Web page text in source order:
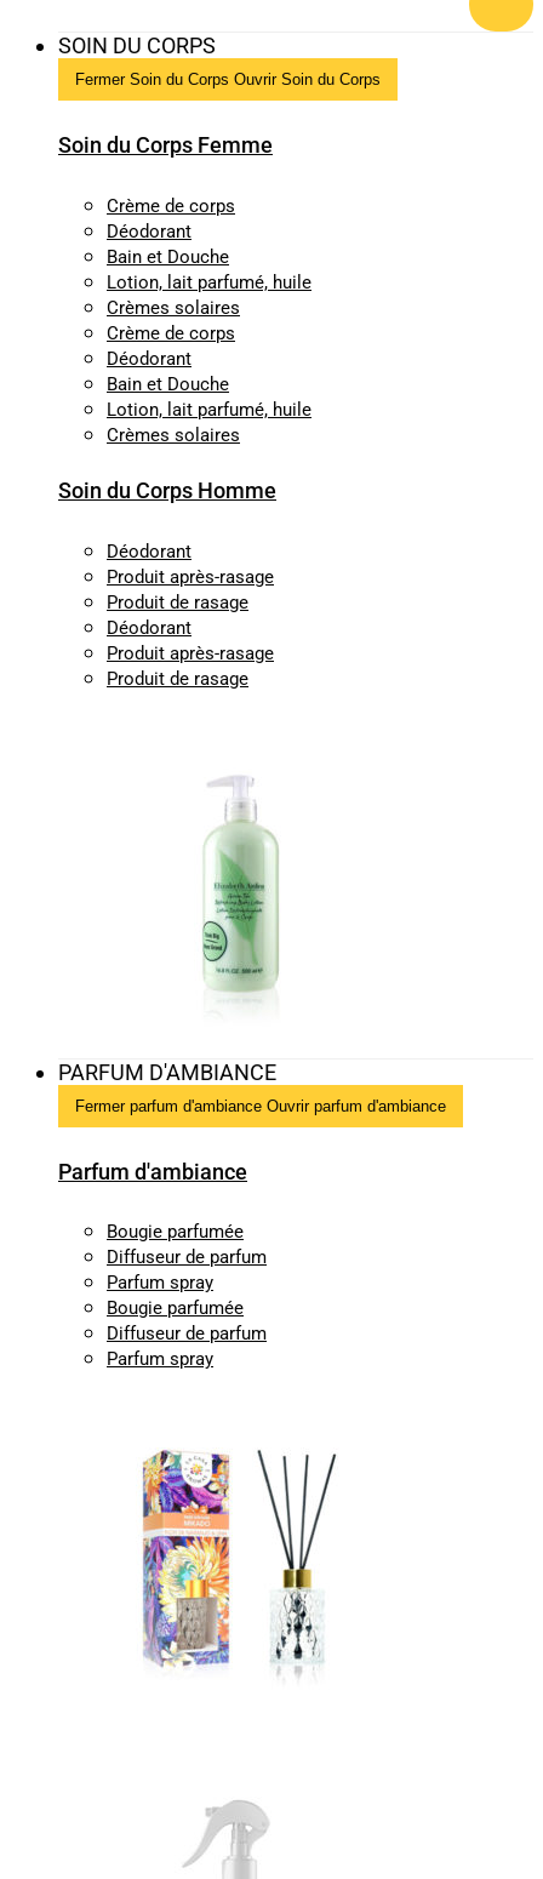
SOIN DU CORPS
Fermer Soin du Corps Ouvrir Soin du Corps
Soin du Corps Femme
Crème de corps
Déodorant
Bain et Douche
Lotion, lait parfumé, huile
Crèmes solaires
Crème de corps
Déodorant
Bain et Douche
Lotion, lait parfumé, huile
Crèmes solaires
Soin du Corps Homme
Déodorant
Produit après-rasage
Produit de rasage
Déodorant
Produit après-rasage
Produit de rasage
PARFUM D'AMBIANCE
Fermer parfum d'ambiance Ouvrir parfum d'ambiance
Parfum d'ambiance
Bougie parfumée
Diffuseur de parfum
Parfum spray
Bougie parfumée
Diffuseur de parfum
Parfum spray